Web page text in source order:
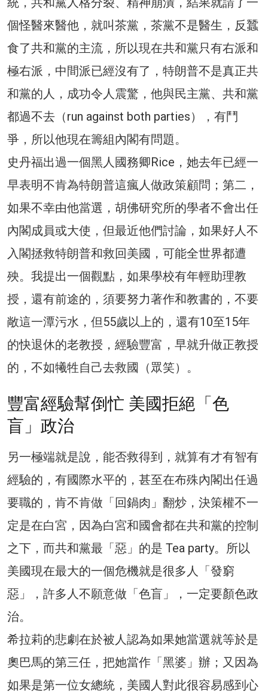
個怪醫來醫他，就叫茶黨，茶黨不是醫生，反蠶
食了共和黨的主流，所以現在共和黨只有右派和
極右派，中間派已經沒有了，特朗普不是真正共
和黨的人，成功令人震驚，他與民主黨、共和黨
都過不去（run against both parties），有鬥
爭，所以他現在籌組內閣有問題。
史丹福出過一個黑人國務卿Rice，她去年已經一
早表明不肯為特朗普這瘋人做政策顧問；第二，
如果不幸由他當選，胡佛研究所的學者不會出任
內閣成員或大使，但最近他們討論，如果好人不
入閣拯救特朗普和救回美國，可能全世界都遭
殃。我提出一個觀點，如果學校有年輕助理教
授，還有前途的，須要努力著作和教書的，不要
敞這一潭污水，但55歲以上的，還有10至15年
的快退休的老教授，經驗豐富，早就升做正教授
的，不如犧牲自己去救國（眾笑）。
豐富經驗幫倒忙 美國拒絕「色
盲」政治
另一極端就是說，能否救得到，就算有才有智有
經驗的，有國際水平的，甚至在布殊內閣出任過
要職的，肯不肯做「回鍋肉」翻炒，決策權不一
定是在白宮，因為白宮和國會都在共和黨的控制
之下，而共和黨最「惡」的是 Tea party。所以
美國現在最大的一個危機就是很多人「發窮
惡」，許多人不願意做「色盲」，一定要顏色政
治。
希拉莉的悲劇在於被人認為如果她當選就等於是
奧巴馬的第三任，把她當作「黑婆」辦；又因為
如果是第一位女總統，美國人對此很容易感到心